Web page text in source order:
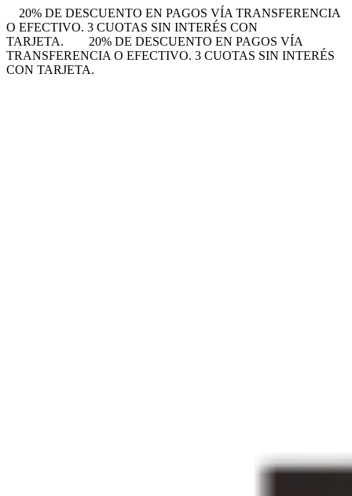
20% DE DESCUENTO EN PAGOS VÍA TRANSFERENCIA
O EFECTIVO. 3 CUOTAS SIN INTERÉS CON
TARJETA.
20% DE DESCUENTO EN PAGOS VÍA
TRANSFERENCIA O EFECTIVO. 3 CUOTAS SIN INTERÉS
CON TARJETA.